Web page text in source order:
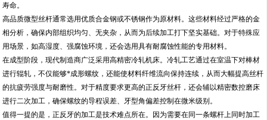
寿命。
高品质微型丝杆通常选用优质合金钢或不锈钢作为原材料。这些材料经过严格的金
相分析，确保内部组织均匀、无夹杂，从而为后续加工打下坚实基础。对于特殊应
用场景，如高湿度、强腐蚀环境，还会选用具有耐腐蚀性能的专用材料。
在成型阶段，现代制造商广泛采用高精密冷轧机床。冷轧工艺通过在室温下对棒材
进行辊轧，不仅能够*成形螺纹，还能使材料纤维流向保持连续，从而大幅提高丝杆
的抗疲劳强度与耐磨性。对于精度要求更高的正反牙丝杆，还会辅以精密数控磨床
进行二次加工，确保螺纹的导程误差、牙型角偏差控制在微米级别。
值得一提的是，正反牙的加工是技术难点所在。因为需要在同一条螺杆上同时加工